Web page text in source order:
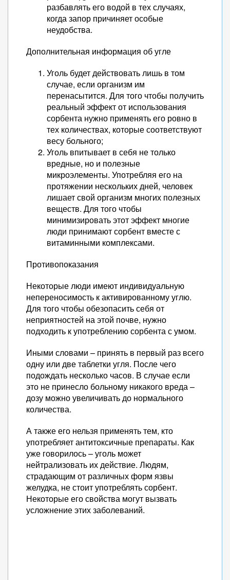
разбавлять его водой в тех случаях,
когда запор причиняет особые
неудобства.
Дополнительная информация об угле
Уголь будет действовать лишь в том
случае, если организм им
перенасытится. Для того чтобы получить
реальный эффект от использования
сорбента нужно применять его ровно в
тех количествах, которые соответствуют
весу больного;
Уголь впитывает в себя не только
вредные, но и полезные
микроэлементы. Употребляя его на
протяжении нескольких дней, человек
лишает свой организм многих полезных
веществ. Для того чтобы
минимизировать этот эффект многие
люди принимают сорбент вместе с
витаминными комплексами.
Противопоказания
Некоторые люди имеют индивидуальную
непереносимость к активированному углю.
Для того чтобы обезопасить себя от
неприятностей на этой почве, нужно
подходить к употреблению сорбента с умом.
Иными словами – принять в первый раз всего
одну или две таблетки угля. После чего
подождать несколько часов. В случае если
это не принесло больному никакого вреда –
дозу можно увеличивать до нормального
количества.
А также его нельзя применять тем, кто
употребляет антитоксичные препараты. Как
уже говорилось – уголь может
нейтрализовать их действие. Людям,
страдающим от различных форм язвы
желудка, не стоит употреблять сорбент.
Некоторые его свойства могут вызвать
усложнение этих заболеваний.